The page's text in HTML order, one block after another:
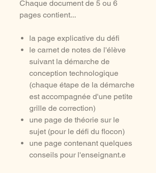
Chaque document de 5 ou 6
pages contient...
la page explicative du défi
le carnet de notes de l'élève
suivant la démarche de
conception technologique
(chaque étape de la démarche
est accompagnée d'une petite
grille de correction)
une page de théorie sur le
sujet (pour le défi du flocon)
une page contenant quelques
conseils pour l'enseignant.e